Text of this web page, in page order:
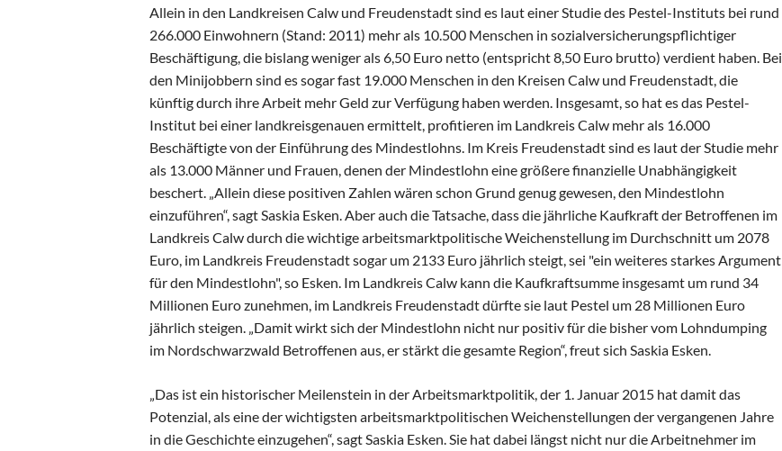
Allein in den Landkreisen Calw und Freudenstadt sind es laut einer Studie des Pestel-Instituts bei rund
266.000 Einwohnern (Stand: 2011) mehr als 10.500 Menschen in sozialversicherungspflichtiger
Beschäftigung, die bislang weniger als 6,50 Euro netto (entspricht 8,50 Euro brutto) verdient haben. Bei
den Minijobbern sind es sogar fast 19.000 Menschen in den Kreisen Calw und Freudenstadt, die
künftig durch ihre Arbeit mehr Geld zur Verfügung haben werden. Insgesamt, so hat es das Pestel-
Institut bei einer landkreisgenauen ermittelt, profitieren im Landkreis Calw mehr als 16.000
Beschäftigte von der Einführung des Mindestlohns. Im Kreis Freudenstadt sind es laut der Studie mehr
als 13.000 Männer und Frauen, denen der Mindestlohn eine größere finanzielle Unabhängigkeit
beschert. „Allein diese positiven Zahlen wären schon Grund genug gewesen, den Mindestlohn
einzuführen“, sagt Saskia Esken. Aber auch die Tatsache, dass die jährliche Kaufkraft der Betroffenen im
Landkreis Calw durch die wichtige arbeitsmarktpolitische Weichenstellung im Durchschnitt um 2078
Euro, im Landkreis Freudenstadt sogar um 2133 Euro jährlich steigt, sei "ein weiteres starkes Argument
für den Mindestlohn", so Esken. Im Landkreis Calw kann die Kaufkraftsumme insgesamt um rund 34
Millionen Euro zunehmen, im Landkreis Freudenstadt dürfte sie laut Pestel um 28 Millionen Euro
jährlich steigen. „Damit wirkt sich der Mindestlohn nicht nur positiv für die bisher vom Lohndumping
im Nordschwarzwald Betroffenen aus, er stärkt die gesamte Region“, freut sich Saskia Esken.
„Das ist ein historischer Meilenstein in der Arbeitsmarktpolitik, der 1. Januar 2015 hat damit das
Potenzial, als eine der wichtigsten arbeitsmarktpolitischen Weichenstellungen der vergangenen Jahre
in die Geschichte einzugehen“, sagt Saskia Esken. Sie hat dabei längst nicht nur die Arbeitnehmer im